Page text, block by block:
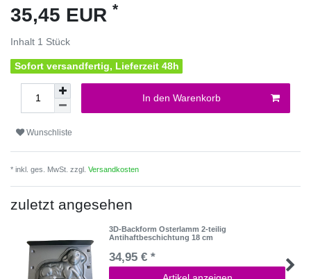
35,45 EUR *
Inhalt 1 Stück
Sofort versandfertig, Lieferzeit 48h
In den Warenkorb
Wunschliste
* inkl. ges. MwSt. zzgl. Versandkosten
zuletzt angesehen
3D-Backform Osterlamm 2-teilig
Antihaftbeschichtung 18 cm
34,95 € *